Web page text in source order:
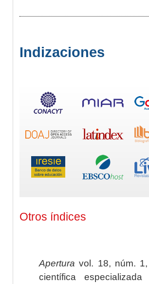
Indizaciones
Otros índices
Apertura vol. 18, núm.
científica